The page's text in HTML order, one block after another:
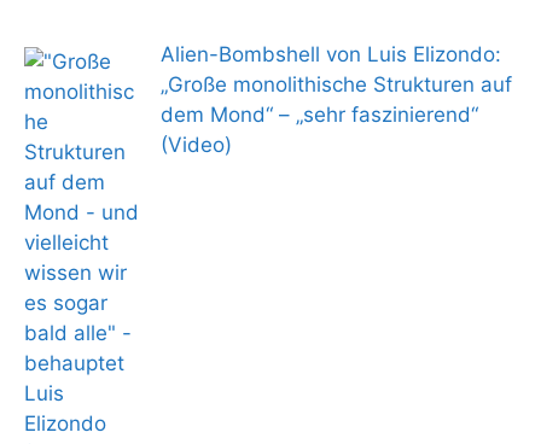
Alien-Bombshell von Luis Elizondo:
„Große monolithische Strukturen auf
dem Mond“ – „sehr faszinierend“
(Video)